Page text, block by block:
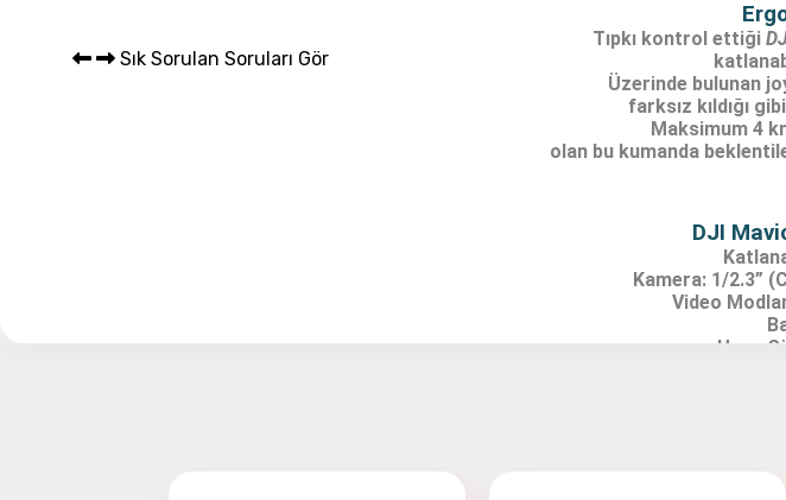
Haritalama
Ürünleri görmek için
Drone
Alt kategorileri
Sık Sorulan Soruları Gör
Tıpkı kontrol ettiği
Üzerinde bulunan
farksız kıldığı
Maksimum 4
olan bu kumanda
DJI
Kamera: 1/2.3”
Video
Uçuş